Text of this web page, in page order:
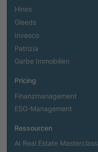
Hines
Gleeds
Invesco
Patrizia
Garbe Immobilien
Pricing
Finanzmanagement
ESG-Management
Ressourcen
AI Real Estate Masterclass